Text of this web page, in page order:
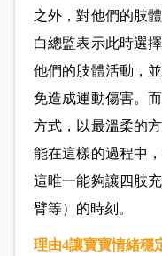
之外，對他們的肢
白總監表示此時選
他們的肢體活動，
免造成運動傷害。
方式，以最溫柔的
能在這樣的過程中
這唯一能夠讓四肢
臂等）的時刻。
理由4讓寶寶情緒穩